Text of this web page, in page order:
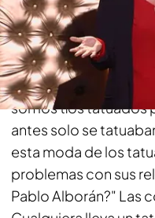
Compartir
Los tatuajes ya no
cualquiera lleva un
son los tíos tatuados
antes solo se
esta moda de los
problemas con sus
Pablo Alborán?" Las